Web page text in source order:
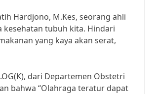
Hardjono, M.Kes, seorang ahli
kesehatan tubuh kita. Hindari
yang kaya akan serat,
dari Departemen Obstetri
bahwa “Olahraga teratur dapat